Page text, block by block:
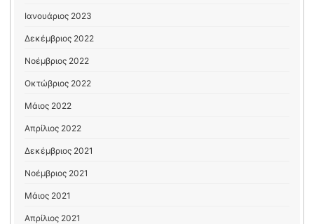
Ιανουάριος 2023
Δεκέμβριος 2022
Νοέμβριος 2022
Οκτώβριος 2022
Μάιος 2022
Απρίλιος 2022
Δεκέμβριος 2021
Νοέμβριος 2021
Μάιος 2021
Απρίλιος 2021